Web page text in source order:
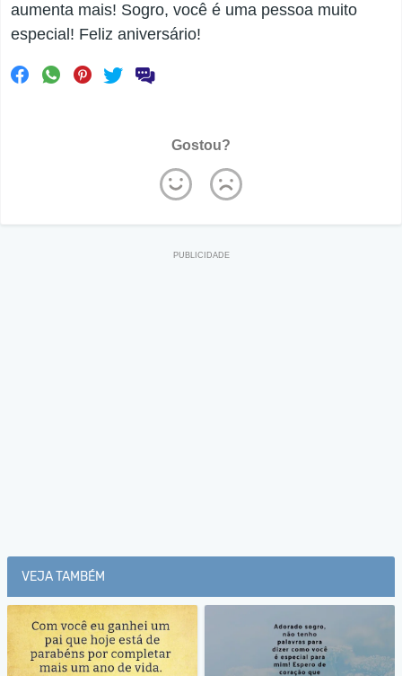
aumenta mais! Sogro, você é uma pessoa muito
especial! Feliz aniversário!
Gostou?
VEJA TAMBÉM